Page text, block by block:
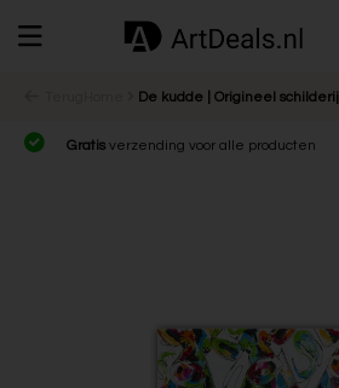
De kudde | Origineel schilderij
Gratis verzending voor alle producten